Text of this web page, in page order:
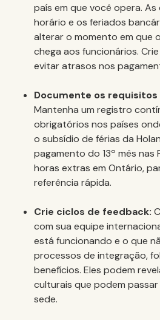
país em que você opera.
horário e os feriados
alterar o momento em que
chega aos funcionários.
evitar atrasos nos
Documente os
Mantenha um registro
obrigatórios nos países
o subsídio de férias da
pagamento do 13º mês nas
horas extras em Ontário,
referência rápida.
Crie ciclos de feedback:
com sua equipe
está funcionando e o que
processos de integração,
benefícios. Eles podem
culturais que podem
sede.